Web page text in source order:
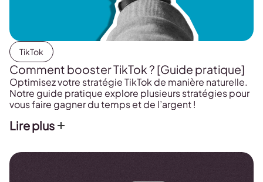
TikTok
Comment booster TikTok ? [Guide pratique]
Optimisez votre stratégie TikTok de manière naturelle.
Notre guide pratique explore plusieurs stratégies pour
vous faire gagner du temps et de l’argent !
Lire plus